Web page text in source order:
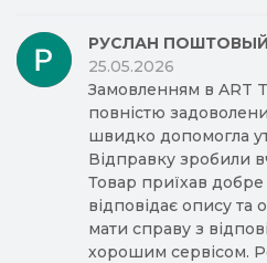
РУСЛАН ПОШТОВЫЙ
25.05.2026
Замовленням в ART
повністю
швидко допомогла
Відправку зробили
Товар приїхав добре
відповідає опису
мати справу з
хорошим сервісом.